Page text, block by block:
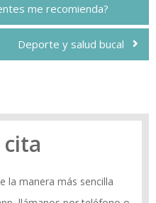
me recomienda?
Deporte y salud bucal
la manera más sencilla